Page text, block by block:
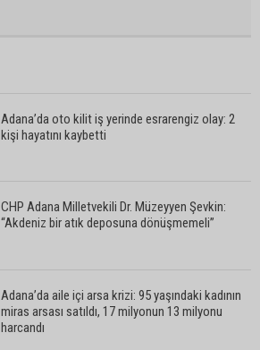
Adana’da oto kilit iş yerinde esrarengiz olay: 2
kişi hayatını kaybetti
CHP Adana Milletvekili Dr. Müzeyyen Şevkin:
“Akdeniz bir atık deposuna dönüşmemeli”
Adana’da aile içi arsa krizi: 95 yaşındaki kadının
miras arsası satıldı, 17 milyonun 13 milyonu
harcandı